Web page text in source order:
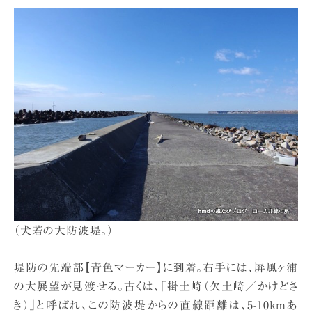
（犬若の大防波堤。）
堤防の先端部【青色マーカー】に到着。右手には、屏風ヶ浦
の大展望が見渡せる。古くは、「掛土崎（欠土崎／かけどさ
き）」と呼ばれ、この防波堤からの直線距離は、5-10kmあ